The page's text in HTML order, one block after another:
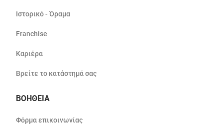
Ιστορικό - Όραμα
Franchise
Καριέρα
Βρείτε το κατάστημά σας
ΒΟΗΘΕΙΑ
Φόρμα επικοινωνίας